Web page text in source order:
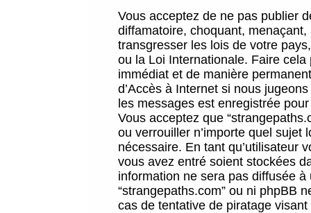
Vous acceptez de ne pas publier
diffamatoire, choquant,
transgresser les lois de votre
ou la Loi Internationale. Faire
immédiat et de manière
d’Accès à Internet si nous
les messages est enregistrée
Vous acceptez que
ou verrouiller n’importe quel sujet
nécessaire. En tant qu’utilisateur
vous avez entré soient stockées
information ne sera pas diffusée
“strangepaths.com” ou ni phpBB
cas de tentative de piratage